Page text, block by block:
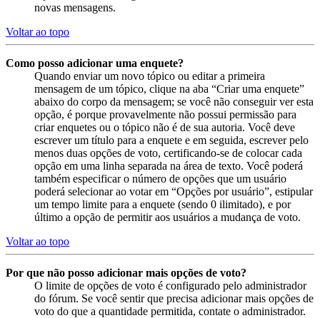
novas mensagens.
Voltar ao topo
Como posso adicionar uma enquete?
Quando enviar um novo tópico ou editar a primeira
mensagem de um tópico, clique na aba “Criar uma enquete”
abaixo do corpo da mensagem; se você não conseguir ver esta
opção, é porque provavelmente não possui permissão para
criar enquetes ou o tópico não é de sua autoria. Você deve
escrever um título para a enquete e em seguida, escrever pelo
menos duas opções de voto, certificando-se de colocar cada
opção em uma linha separada na área de texto. Você poderá
também especificar o número de opções que um usuário
poderá selecionar ao votar em “Opções por usuário”, estipular
um tempo limite para a enquete (sendo 0 ilimitado), e por
último a opção de permitir aos usuários a mudança de voto.
Voltar ao topo
Por que não posso adicionar mais opções de voto?
O limite de opções de voto é configurado pelo administrador
do fórum. Se você sentir que precisa adicionar mais opções de
voto do que a quantidade permitida, contate o administrador.